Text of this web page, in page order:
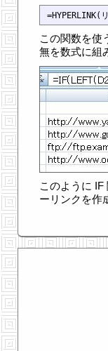
この関数を使
無を数式に組
このように
ーリンクを作